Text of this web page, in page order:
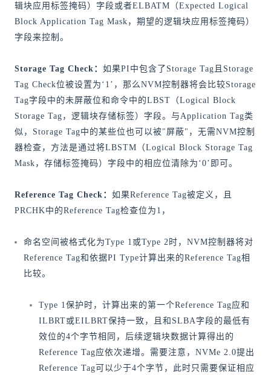
辑块应用标签掩码）字段或者ELBATM（Expected Logical
Block Application Tag Mask，期望的逻辑块应用标签掩码）
字段来控制。
Storage Tag Check： 如果PI中包含了Storage Tag且Storage
Tag Check位被设置为‘1’，那么NVM控制器将会比较Storage
Tag字段中的未屏蔽位和命令中的LBST（Logical Block
Storage Tag，逻辑块存储标签）字段。与Application Tag类
似，Storage Tag中的某些位也可以被"屏蔽"，无需NVM控制
器检查，方法是通过将LBSTM（Logical Block Storage Tag
Mask，存储标签掩码）字段中的相应位清除为‘0’即可。
Reference Tag Check： 如果Reference Tag被定义，且
PRCHK中的Reference Tag检查位为1，
命名空间被格式化为Type 1或Type 2时，NVM控制器将对
Reference Tag和依据PI Type计算出来的Reference Tag相
比较。
Type 1保护时，计算出来的第一个Reference Tag应和
ILBRT或EILBRT保持一致，且和SLBA字段的最低有
效位的4个字节相同，后续逻辑块数据计算得出的
Reference Tag应依次递增。需要注意，NVMe 2.0提出
Reference Tag可以少于4个字节，此时只需要保证相应